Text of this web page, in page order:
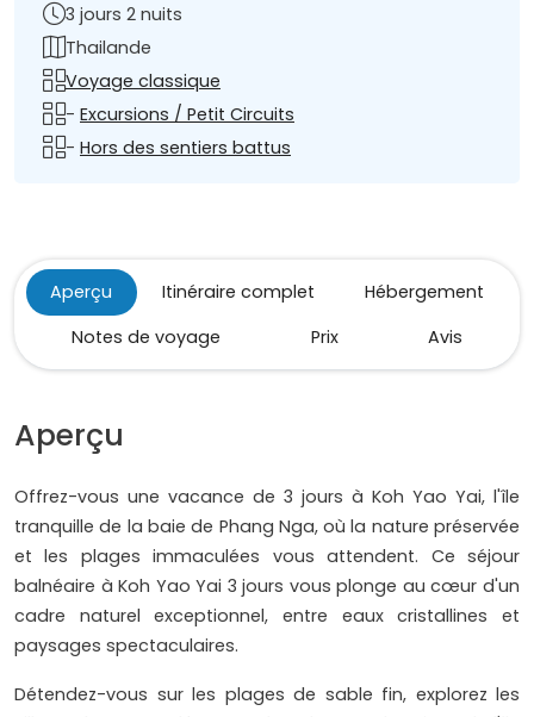
3 jours 2 nuits
Thailande
Voyage classique
- Excursions / Petit Circuits
- Hors des sentiers battus
Aperçu Itinéraire complet
Hébergement
Notes de voyage
Prix Avis
Aperçu
Offrez-vous une vacance de 3 jours à Koh Yao Yai, l'île
tranquille de la baie de Phang Nga, où la nature préservée
et les plages immaculées vous attendent. Ce séjour
balnéaire à Koh Yao Yai 3 jours vous plonge au cœur d'un
cadre naturel exceptionnel, entre eaux cristallines et
paysages spectaculaires.
Détendez-vous sur les plages de sable fin, explorez les